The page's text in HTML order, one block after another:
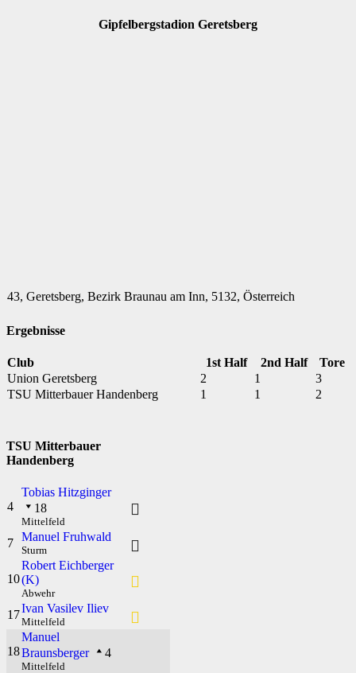
Gipfelbergstadion Geretsberg
43, Geretsberg, Bezirk Braunau am Inn, 5132, Österreich
Ergebnisse
Club 1st Half 2nd Half
Tore
Union Geretsberg
2 1
3
TSU Mitterbauer Handenberg
1 1 2
TSU Mitterbauer
Handenberg
4
Tobias Hitzginger
18
Mittelfeld
7 Manuel Fruhwald
Sturm
10
Robert Eichberger
(K)
Abwehr
17Ivan Vasilev Iliev
Mittelfeld
18
Manuel
Braunsberger
4
Mittelfeld